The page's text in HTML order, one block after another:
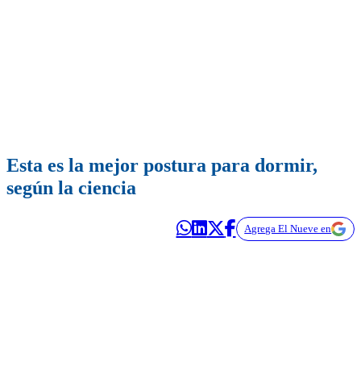
Esta es la mejor postura para dormir,
según la ciencia
Agrega El Nueve en